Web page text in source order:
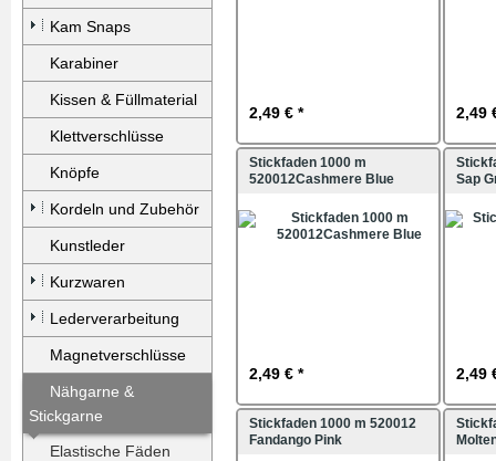
Kam Snaps
Karabiner
Kissen & Füllmaterial
Klettverschlüsse
Knöpfe
Kordeln und Zubehör
Kunstleder
Kurzwaren
Lederverarbeitung
Magnetverschlüsse
Nähgarne &
Stickgarne
Elastische Fäden
2,49 € * 2,49
Stickfaden 1000 m
520012Cashmere Blue
2,49 € *
Sap
2,49
Stickfaden 1000 m 520012
Fandango Pink